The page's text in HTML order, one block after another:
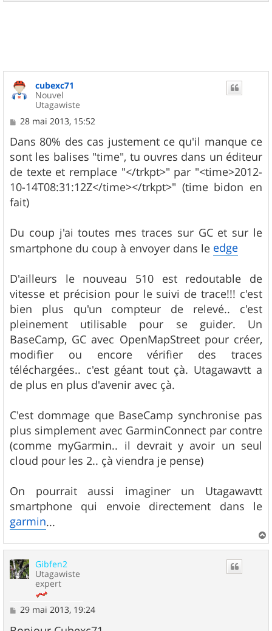
a
cubexc71
Nouvel
Utagawiste
M
s
s
a
g
e
28 mai 2013, 15:52
Dans 80% des cas justement ce qu'il manque ce
sont les balises "time", tu ouvres dans un éditeur
de texte et remplace "</trkpt>" par "<time>2012-
10-14T08:31:12Z</time></trkpt>" (time bidon en
fait)
Du coup j'ai toutes mes traces sur GC et sur le
smartphone du coup à envoyer dans le edge
D'ailleurs le nouveau 510 est redoutable de
vitesse et précision pour le suivi de trace!!! c'est
bien plus qu'un compteur de relevé.. c'est
pleinement utilisable pour se guider. Un
BaseCamp, GC avec OpenMapStreet pour créer,
modifier ou encore vérifier des traces
téléchargées.. c'est géant tout çà. Utagawavtt a
de plus en plus d'avenir avec çà.
C'est dommage que BaseCamp synchronise pas
plus simplement avec GarminConnect par contre
(comme myGarmin.. il devrait y avoir un seul
cloud pour les 2.. çà viendra je pense)
On pourrait aussi imaginer un Utagawavtt
smartphone qui envoie directement dans le
garmin...
a
Gibfen2
Utagawiste
expert
M
s
29 mai 2013, 19:24